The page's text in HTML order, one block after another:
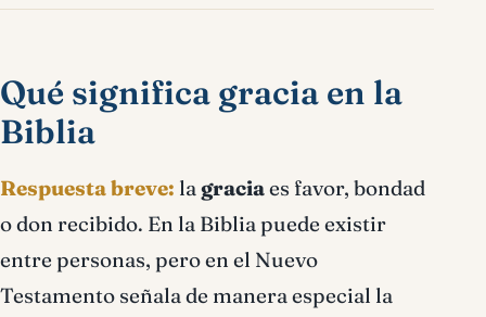
Qué significa gracia en la
Biblia
Respuesta breve: lagraciaes favor, bondad
o don recibido. En la Biblia puede existir
entre personas, pero en el Nuevo
Testamento señala de manera especial la